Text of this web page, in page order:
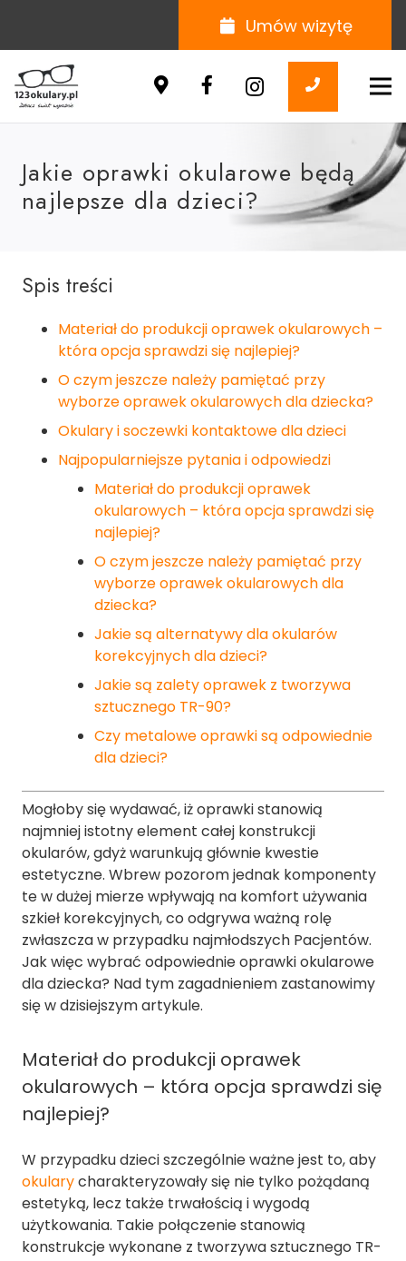
Umów wizytę
Jakie oprawki okularowe będą
najlepsze dla dzieci?
Spis treści
Materiał do produkcji oprawek okularowych –
która opcja sprawdzi się najlepiej?
O czym jeszcze należy pamiętać przy
wyborze oprawek okularowych dla dziecka?
Okulary i soczewki kontaktowe dla dzieci
Najpopularniejsze pytania i odpowiedzi
Materiał do produkcji oprawek
okularowych – która opcja sprawdzi się
najlepiej?
O czym jeszcze należy pamiętać przy
wyborze oprawek okularowych dla
dziecka?
Jakie są alternatywy dla okularów
korekcyjnych dla dzieci?
Jakie są zalety oprawek z tworzywa
sztucznego TR-90?
Czy metalowe oprawki są odpowiednie
dla dzieci?
Mogłoby się wydawać, iż oprawki stanowią
najmniej istotny element całej konstrukcji
okularów, gdyż warunkują głównie kwestie
estetyczne. Wbrew pozorom jednak komponenty
te w dużej mierze wpływają na komfort używania
szkieł korekcyjnych, co odgrywa ważną rolę
zwłaszcza w przypadku najmłodszych Pacjentów.
Jak więc wybrać odpowiednie oprawki okularowe
dla dziecka? Nad tym zagadnieniem zastanowimy
się w dzisiejszym artykule.
Materiał do produkcji oprawek
okularowych – która opcja sprawdzi się
najlepiej?
W przypadku dzieci szczególnie ważne jest to, aby
okularycharakteryzowały się nie tylko pożądaną
estetyką, lecz także trwałością i wygodą
użytkowania. Takie połączenie stanowią
konstrukcje wykonane z tworzywa sztucznego TR-